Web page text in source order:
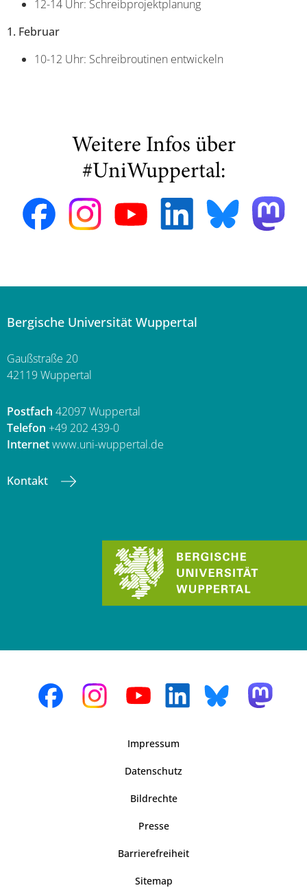
12-14 Uhr: Schreibprojektplanung
1. Februar
10-12 Uhr: Schreibroutinen entwickeln
Weitere Infos über
#UniWuppertal:
Bergische Universität Wuppertal
Gaußstraße 20
42119 Wuppertal
Postfach 42097 Wuppertal
Telefon +49 202 439-0
Internetwww.uni-wuppertal.de
Kontakt
Impressum
Datenschutz
Bildrechte
Presse
Barrierefreiheit
Sitemap